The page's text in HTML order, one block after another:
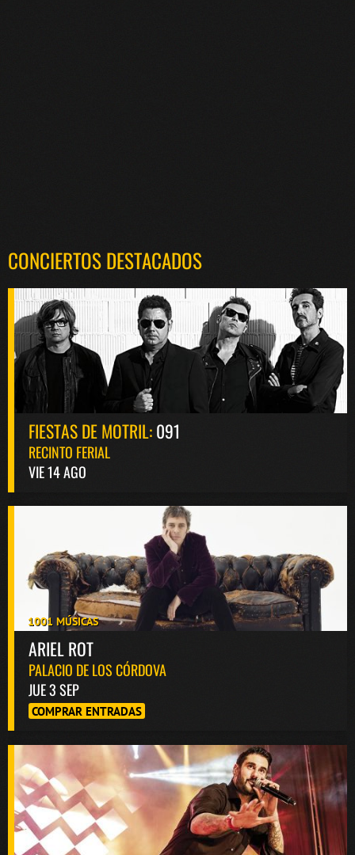
CONCIERTOS DESTACADOS
FIESTAS DE MOTRIL:091
RECINTO FERIAL
VIE 14 AGO
1001 MÚSICAS
ARIEL ROT
PALACIO DE LOS CÓRDOVA
JUE 3 SEP
COMPRAR ENTRADAS